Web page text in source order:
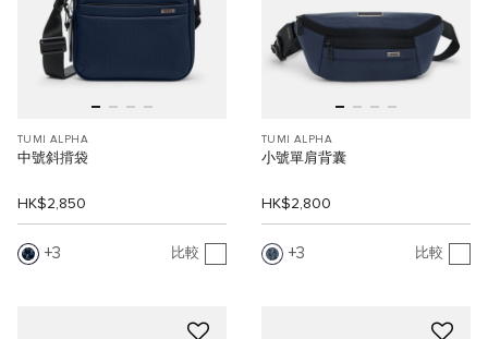
TUMI ALPHA
中號斜揹袋
HK$2,850
3 比較
TUMI ALPHA
小號單肩背囊
HK$2,800
3 比較